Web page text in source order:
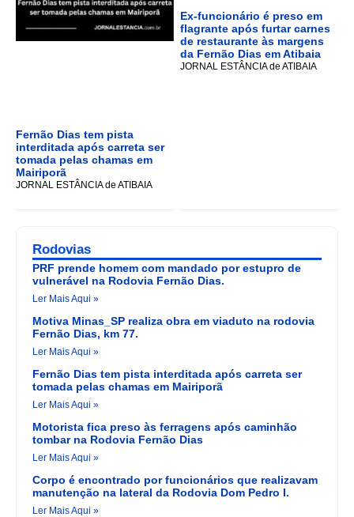
Fernão Dias tem pista
interditada após carreta ser
tomada pelas chamas em
Mairiporã
JORNAL ESTÂNCIA de ATIBAIA
Ex-funcionário é preso em
flagrante após furtar carnes
de restaurante às margens
da Fernão Dias em Atibaia
JORNAL ESTÂNCIA de ATIBAIA
Rodovias
PRF prende homem com mandado por estupro de
vulnerável na Rodovia Fernão Dias.
Ler Mais Aqui »
Motiva Minas_SP realiza obra em viaduto na rodovia
Fernão Dias, km 77.
Ler Mais Aqui »
Fernão Dias tem pista interditada após carreta ser
tomada pelas chamas em Mairiporã
Ler Mais Aqui »
Motorista fica preso às ferragens após caminhão
tombar na Rodovia Fernão Dias
Ler Mais Aqui »
Corpo é encontrado por funcionários que realizavam
manutenção na lateral da Rodovia Dom Pedro I.
Ler Mais Aqui »